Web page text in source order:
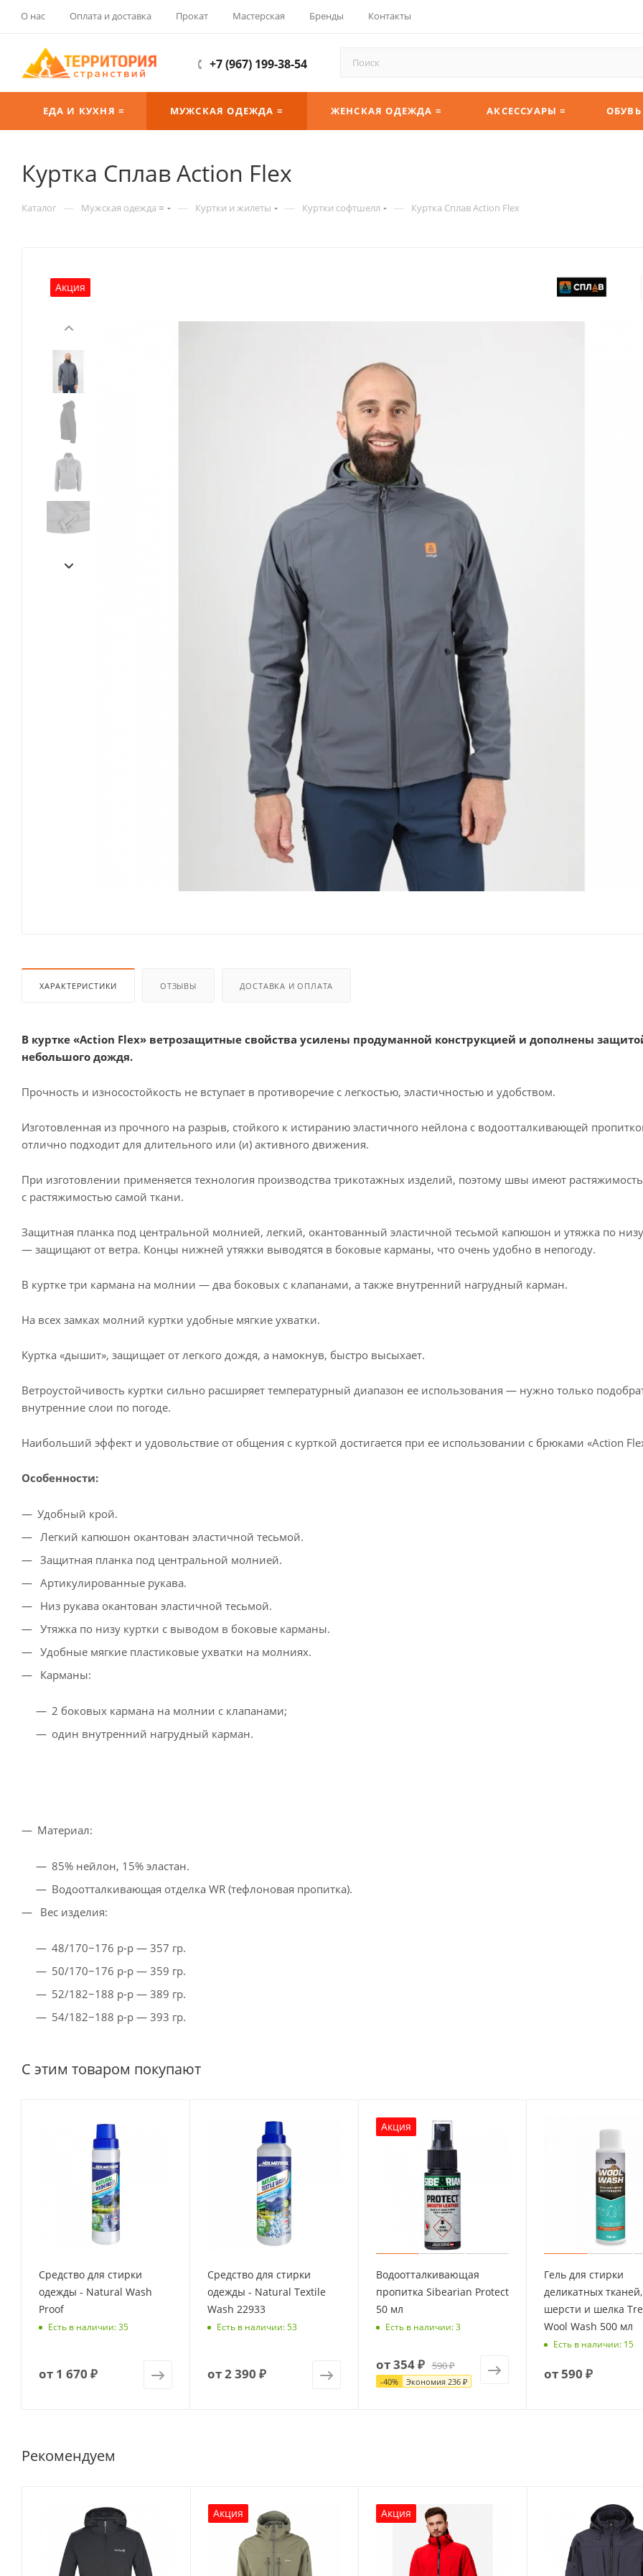
О нас Оплата и доставка Прокат Мастерская Бренды Контакты
+7 (967) 199-38-54
ЕДА И КУХНЯ ≡ МУЖСКАЯ ОДЕЖДА ≡ ЖЕНСКАЯ ОДЕЖДА ≡ АКСЕССУАРЫ ≡ ОБУВЬ
Куртка Сплав Action Flex
Каталог — Мужская одежда ≡ — Куртки и жилеты — Куртки софтшелл — Куртка Сплав Action Flex
Акция
ХАРАКТЕРИСТИКИ ОТЗЫВЫ ДОСТАВКА И ОПЛАТА
В куртке «Action Flex» ветрозащитные свойства усилены продуманной конструкцией и дополнены
небольшого дождя.
Прочность и износостойкость не вступает в противоречие с легкостью, эластичностью и удобством.
Изготовленная из прочного на разрыв, стойкого к истиранию эластичного нейлона с водоотталкивающей
отлично подходит для длительного или (и) активного движения.
При изготовлении применяется технология производства трикотажных изделий, поэтому швы имеют
с растяжимостью самой ткани.
Защитная планка под центральной молнией, легкий, окантованный эластичной тесьмой капюшон и утяжка по
— защищают от ветра. Концы нижней утяжки выводятся в боковые карманы, что очень удобно в непогоду.
В куртке три кармана на молнии — два боковых с клапанами, а также внутренний нагрудный карман.
На всех замках молний куртки удобные мягкие ухватки.
Куртка «дышит», защищает от легкого дождя, а намокнув, быстро высыхает.
Ветроустойчивость куртки сильно расширяет температурный диапазон ее использования — нужно только
внутренние слои по погоде.
Наибольший эффект и удовольствие от общения с курткой достигается при ее использовании с брюками «Action
Особенности:
Удобный крой.
Легкий капюшон окантован эластичной тесьмой.
Защитная планка под центральной молнией.
Артикулированные рукава.
Низ рукава окантован эластичной тесьмой.
Утяжка по низу куртки с выводом в боковые карманы.
Удобные мягкие пластиковые ухватки на молниях.
Карманы:
2 боковых кармана на молнии с клапанами;
один внутренний нагрудный карман.
Материал:
85% нейлон, 15% эластан.
Водоотталкивающая отделка WR (тефлоновая пропитка).
Вес изделия:
48/170−176 р-р — 357 гр.
50/170−176 р-р — 359 гр.
52/182−188 р-р — 389 гр.
54/182−188 р-р — 393 гр.
С этим товаром покупают
Средство для стирки
одежды - Natural Wash
Proof
Есть в наличии: 35
от 1 670 ₽
Средство для стирки
одежды - Natural Textile
Wash 22933
Есть в наличии: 53
от2 390 ₽
Акция
Водоотталкивающая
пропитка Sibearian Protect
50 мл
Есть в наличии: 3
от354 ₽ 590 ₽
-40% Экономия 236 ₽
Гель для стирки
деликатных тканей,
шерсти и шелка
Wool Wash 500 мл
Есть в наличии: 15
от590 ₽
Рекомендуем
Акция Акция